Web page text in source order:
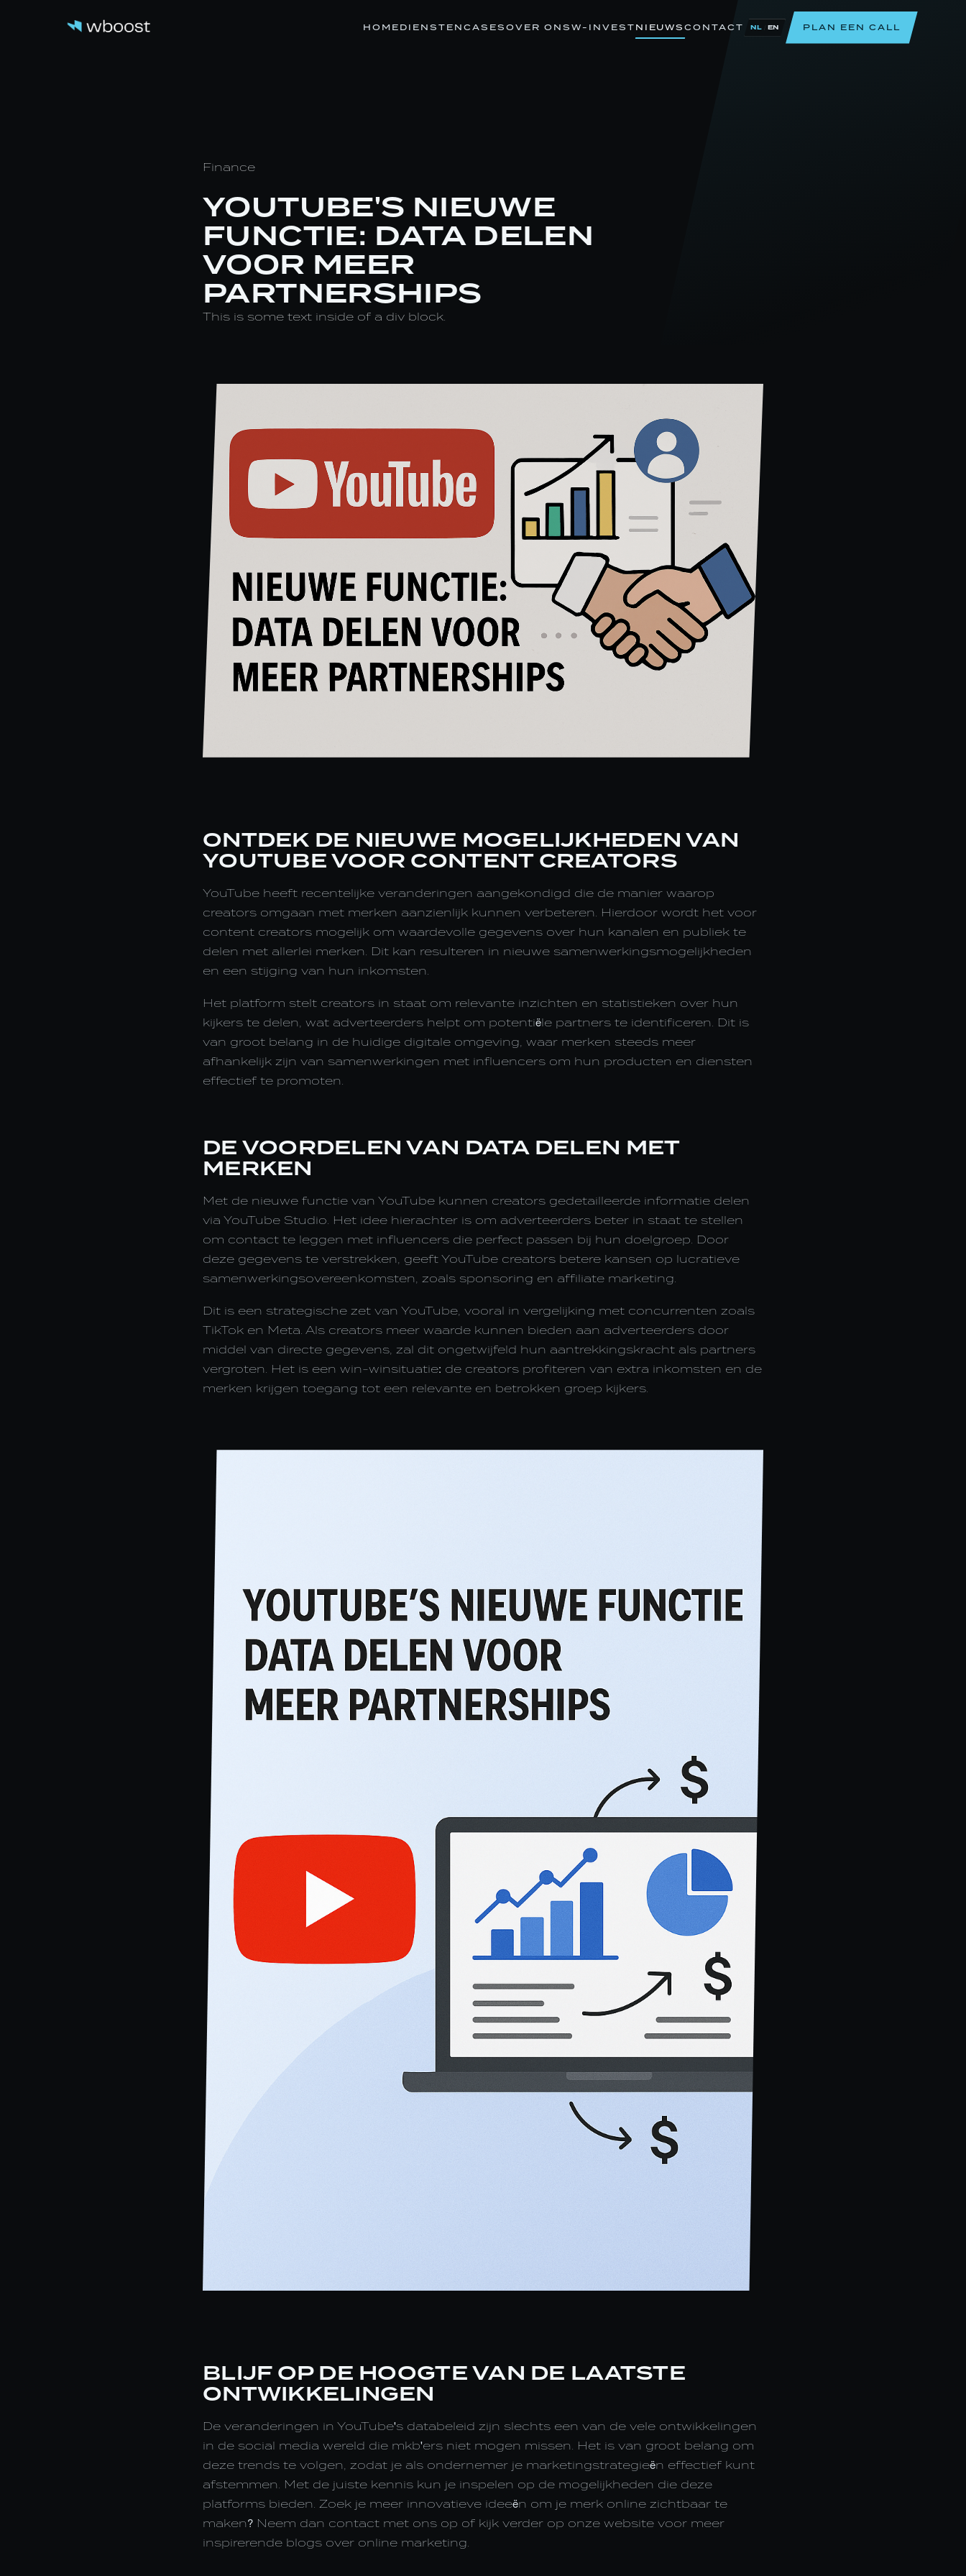
HOME DIENSTEN CASES OVER ONS W-INVEST NIEUWSCONTACT NL EN PLAN EEN CALL
Finance
YOUTUBE'S NIEUWE
FUNCTIE: DATA DELEN
VOOR MEER
PARTNERSHIPS
This is some text inside of a div block.
ONTDEK DE NIEUWE MOGELIJKHEDEN VAN
YOUTUBE VOOR CONTENT CREATORS
YouTube heeft recentelijke veranderingen aangekondigd die de manier waarop
creators omgaan met merken aanzienlijk kunnen verbeteren. Hierdoor wordt het voor
content creators mogelijk om waardevolle gegevens over hun kanalen en publiek te
delen met allerlei merken. Dit kan resulteren in nieuwe samenwerkingsmogelijkheden
en een stijging van hun inkomsten.
Het platform stelt creators in staat om relevante inzichten en statistieken over hun
kijkers te delen, wat adverteerders helpt om potentiële partners te identificeren. Dit is
van groot belang in de huidige digitale omgeving, waar merken steeds meer
afhankelijk zijn van samenwerkingen met influencers om hun producten en diensten
effectief te promoten.
DE VOORDELEN VAN DATA DELEN MET
MERKEN
Met de nieuwe functie van YouTube kunnen creators gedetailleerde informatie delen
via YouTube Studio. Het idee hierachter is om adverteerders beter in staat te stellen
om contact te leggen met influencers die perfect passen bij hun doelgroep. Door
deze gegevens te verstrekken, geeft YouTube creators betere kansen op lucratieve
samenwerkingsovereenkomsten, zoals sponsoring en affiliate marketing.
Dit is een strategische zet van YouTube, vooral in vergelijking met concurrenten zoals
TikTok en Meta. Als creators meer waarde kunnen bieden aan adverteerders door
middel van directe gegevens, zal dit ongetwijfeld hun aantrekkingskracht als partners
vergroten. Het is een win-winsituatie: de creators profiteren van extra inkomsten en de
merken krijgen toegang tot een relevante en betrokken groep kijkers.
BLIJF OP DE HOOGTE VAN DE LAATSTE
ONTWIKKELINGEN
De veranderingen in YouTube's databeleid zijn slechts een van de vele ontwikkelingen
in de social media wereld die mkb'ers niet mogen missen. Het is van groot belang om
deze trends te volgen, zodat je als ondernemer je marketingstrategieën effectief kunt
afstemmen. Met de juiste kennis kun je inspelen op de mogelijkheden die deze
platforms bieden. Zoek je meer innovatieve ideeën om je merk online zichtbaar te
maken? Neem dan contact met ons op of kijk verder op onze website voor meer
inspirerende blogs over online marketing.